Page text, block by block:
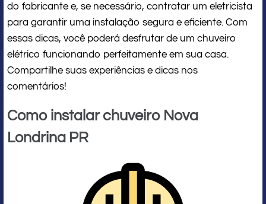
do fabricante e, se necessário, contratar um eletricista
para garantir uma instalação segura e eficiente. Com
essas dicas, você poderá desfrutar de um chuveiro
elétrico funcionando perfeitamente em sua casa.
Compartilhe suas experiências e dicas nos
comentários!
Como instalar chuveiro Nova
Londrina PR